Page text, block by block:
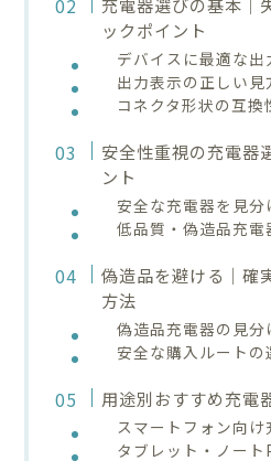
ックポイント
デバイスに最適な出
出力表示の正しい見
コネクタ形状の互換
安全性重視の充電器
ント
安全な充電器を見分
低品質・偽造品充電
偽造品を避ける｜確
方法
偽造品充電器の見分
安全な購入ルートの
用途別おすすめ充電
スマートフォン向
タブレット・ノート